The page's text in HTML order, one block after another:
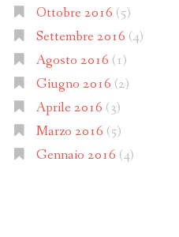
Ottobre 2016 (5)
Settembre 2016 (4)
Agosto 2016 (1)
Giugno 2016 (2)
Aprile 2016 (3)
Marzo 2016 (5)
Gennaio 2016 (4)